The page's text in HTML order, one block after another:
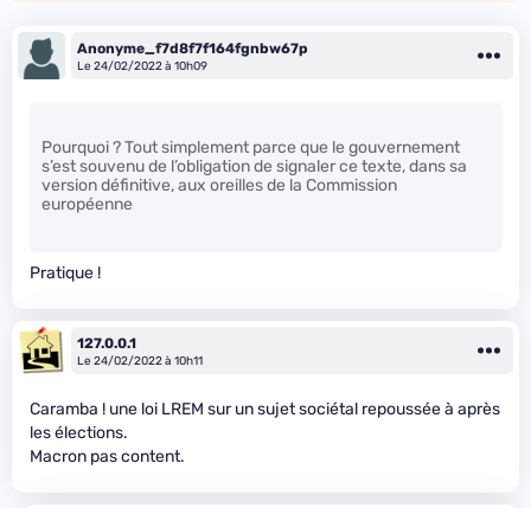
Anonyme_f7d8f7f164fgnbw67p
Le 24/02/2022 à 10h09
Pourquoi ? Tout simplement parce que le gouvernement
s’est souvenu de l’obligation de signaler ce texte, dans sa
version définitive, aux oreilles de la Commission
européenne
Pratique !
127.0.0.1
Le 24/02/2022 à 10h11
Caramba ! une loi LREM sur un sujet sociétal repoussée à après
les élections.
Macron pas content.